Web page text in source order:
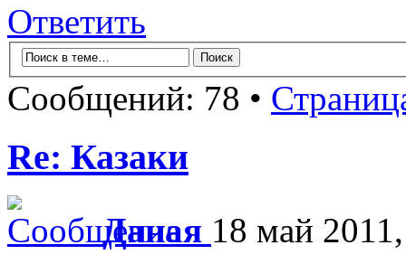
Ответить
Сообщений: 78 •
Re: Казаки
Даная 18 май